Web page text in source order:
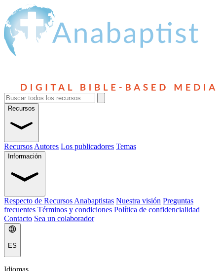
Recursos
Recursos Autores Los publicadores Temas
Información
Respecto de Recursos Anabaptistas Nuestra visión Preguntas
frecuentes Términos y condiciones Política de confidencialidad
Contacto Sea un colaborador
ES
Idiomas